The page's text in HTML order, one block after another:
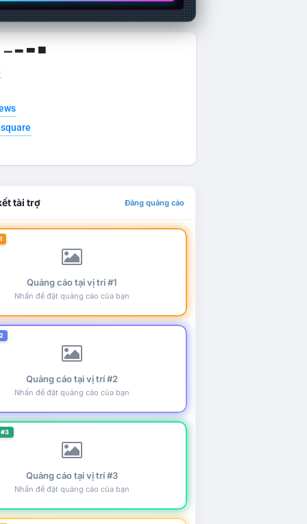
▁ ▂ ▃ ▄
tài trợ Đăng quảng cáo
Quảng cáo tại vị trí #1
Nhấn để đặt quảng cáo của bạn
Quảng cáo tại vị trí #2
Nhấn để đặt quảng cáo của bạn
Quảng cáo tại vị trí #3
Nhấn để đặt quảng cáo của bạn